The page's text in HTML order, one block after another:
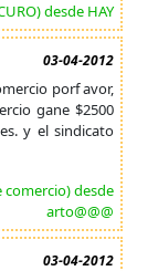
desde HAY
03-04-2012
porf avor,
gane $2500
y el sindicato
comercio) desde
arto@@@
03-04-2012